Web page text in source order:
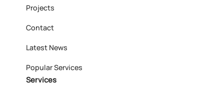
Projects
Contact
Latest News
Popular Services
Services